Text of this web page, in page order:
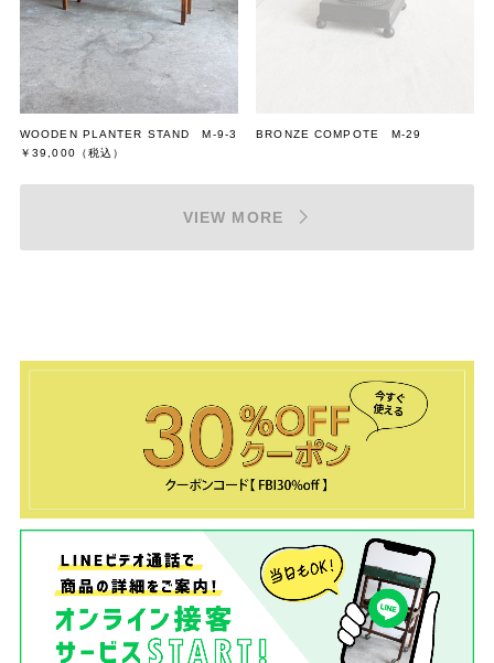
WOODEN PLANTER STAND M-9-3
￥39,000 （税込）
BRONZE COMPOTE M-29
VIEW MORE